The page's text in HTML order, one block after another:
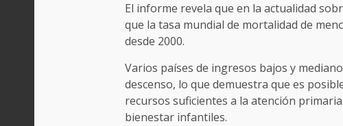
El informe revela que en la actualidad
que la tasa mundial de mortalidad de
desde 2000.
Varios países de ingresos bajos y
descenso, lo que demuestra que es
recursos suficientes a la atención
bienestar infantiles.